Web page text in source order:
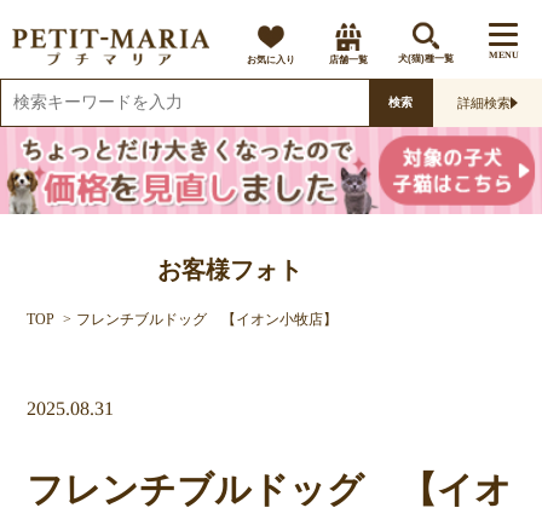
お気に入り 店舗一覧 犬(猫)種一覧 MENU
検索 詳細検索
お客様フォト
TOP フレンチブルドッグ 【イオン小牧店】
2025.08.31
フレンチブルドッグ 【イオ